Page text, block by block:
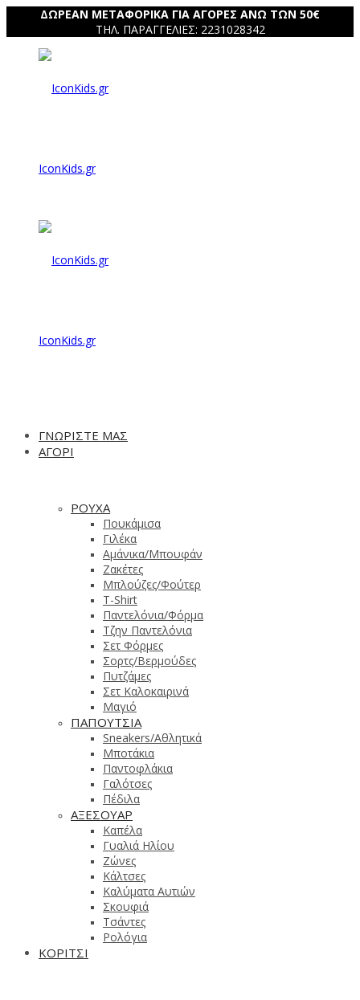
ΔΩΡΕΑΝ ΜΕΤΑΦΟΡΙΚΑ ΓΙΑ ΑΓΟΡΕΣ ΑΝΩ ΤΩΝ 50€
ΤΗΛ. ΠΑΡΑΓΓΕΛΙΕΣ: 2231028342
IconKids.gr
IconKids.gr
ΓΝΩΡΙΣΤΕ ΜΑΣ
ΑΓΟΡΙ
ΡΟΥΧΑ
Πουκάμισα
Γιλέκα
Αμάνικα/Μπουφάν
Ζακέτες
Μπλούζες/Φούτερ
T-Shirt
Παντελόνια/Φόρμα
Τζην Παντελόνια
Σετ Φόρμες
Σορτς/Βερμούδες
Πυτζάμες
Σετ Καλοκαιρινά
Μαγιό
ΠΑΠΟΥΤΣΙΑ
Sneakers/Aθλητικά
Μποτάκια
Παντοφλάκια
Γαλότσες
Πέδιλα
ΑΞΕΣΟΥΑΡ
Καπέλα
Γυαλιά Ηλίου
Ζώνες
Κάλτσες
Καλύματα Αυτιών
Σκουφιά
Τσάντες
Ρολόγια
ΚΟΡΙΤΣΙ